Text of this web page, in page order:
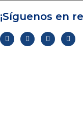
¡Síguenos en